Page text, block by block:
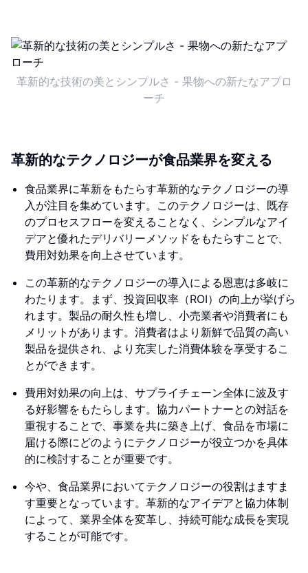
革新的な技術の美とシンプルさ - 果物への新たなアプロ
ーチ
革新的なテクノロジーが食品業界を変える
食品業界に革新をもたらす革新的なテクノロジーの導
入が注目を集めています。このテクノロジーは、既存
のプロセスフローを変えることなく、シンプルなアイ
デアと優れたデリバリーメソッドをもたらすことで、
費用対効果を向上させています。
この革新的なテクノロジーの導入による恩恵は多岐に
わたります。まず、投資回収率（ROI）の向上が挙げら
れます。製品の耐久性も増し、小売業者や消費者にも
メリットがあります。消費者はより新鮮で品質の高い
製品を提供され、より充実した消費体験を享受するこ
とができます。
費用対効果の向上は、サプライチェーン全体に波及す
る好影響をもたらします。協力パートナーとの対話を
重視することで、事業を共に築き上げ、食品を市場に
届ける際にどのようにテクノロジーが役立つかを具体
的に検討することが重要です。
今や、食品業界においてテクノロジーの役割はますま
す重要となっています。革新的なアイデアと協力体制
によって、業界全体を変革し、持続可能な成長を実現
することが可能です。